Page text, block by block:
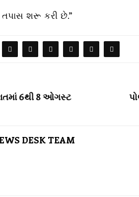
શરૂ કરી છે.”
6થી 8 ઓગસ્ટ
DESK TEAM